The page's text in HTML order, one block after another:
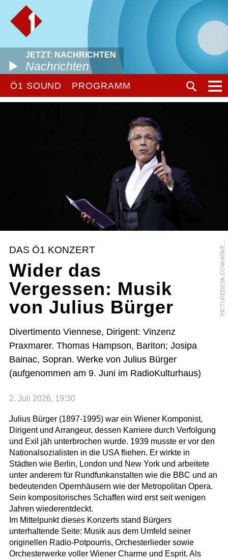
JETZT: NACHRICHTEN
Nachrichten
Ö1 SOUND PROGRAMM
P
I
C
T
U
R
E
D
E
S
K
.
C
O
M
/
A
P
A
/
E
R
W
I
N
S
C
H
E
R
I
A
U
DAS Ö1 KONZERT
Wider das
Vergessen: Musik
von Julius Bürger
Divertimento Viennese, Dirigent: Vinzenz
Praxmarer. Thomas Hampson, Bariton; Josipa
Bainac, Sopran. Werke von Julius Bürger
(aufgenommen am 9. Juni im RadioKulturhaus)
2. Juli 2026, 19:30
Julius Bürger (1897-1995) war ein Wiener Komponist,
Dirigent und Arrangeur, dessen Karriere durch Verfolgung
und Exil jäh unterbrochen wurde. 1939 musste er vor den
Nationalsozialisten in die USA fliehen. Er wirkte in
Städten wie Berlin, London und New York und arbeitete
unter anderem für Rundfunkanstalten wie die BBC und an
bedeutenden Opernhäusern wie der Metropolitan Opera.
Sein kompositorisches Schaffen wird erst seit wenigen
Jahren wiederentdeckt.
Im Mittelpunkt dieses Konzerts stand Bürgers
unterhaltende Seite: Musik aus dem Umfeld seiner
originellen Radio-Potpourris, Orchesterlieder sowie
Orchesterwerke voller Wiener Charme und Esprit. Als